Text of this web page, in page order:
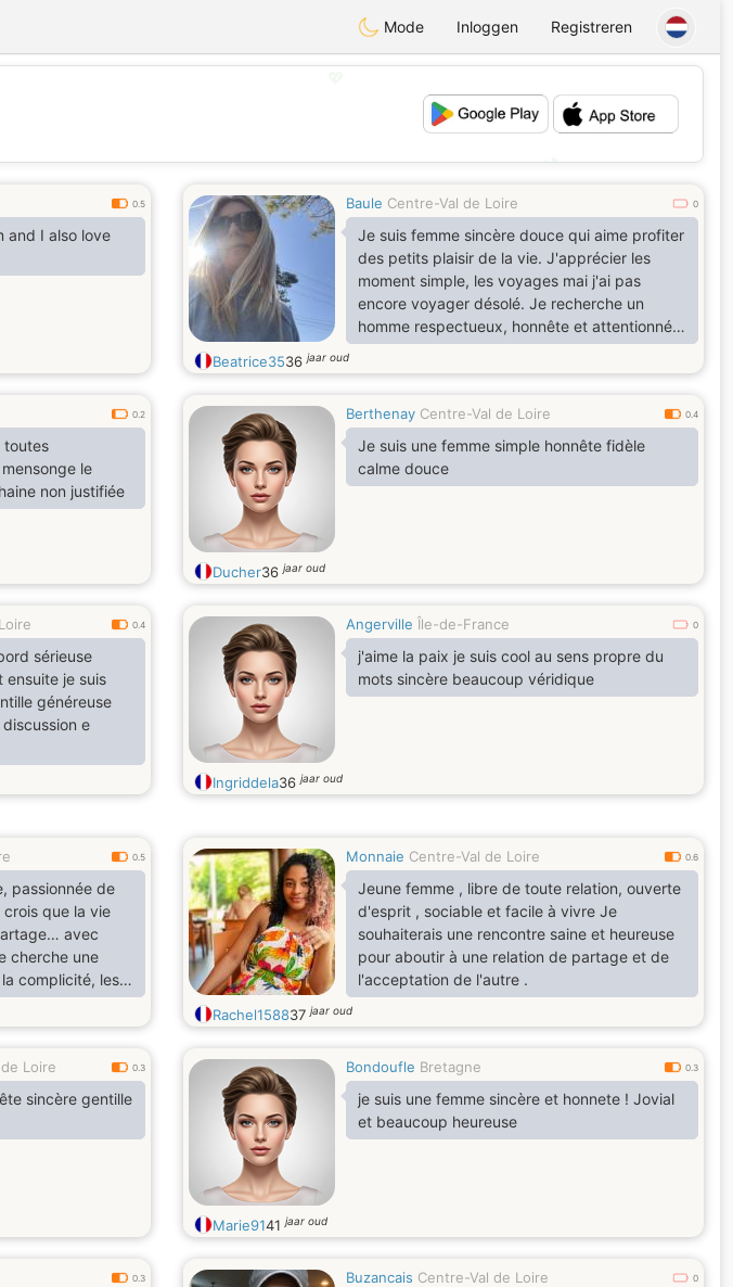
Mode Inloggen Registreren
💕
0.5
and I also love
Baule Centre-Val de Loire 0
Je suis femme sincère douce qui aime profiter
des petits plaisir de la vie. J'apprécier les
moment simple, les voyages mai j'ai pas
encore voyager désolé. Je recherche un
homme respectueux, honnête et attentionné,
avec qui partager une belle complicité et
construire une relation sérieuse basée sur la
Beatrice3536jaar oud
0.2
toutes
le
non justifiée
Berthenay Centre-Val de Loire 0.4
Je suis une femme simple honnête fidèle
calme douce
Ducher36jaar oud
0.4
sérieuse
ensuite je suis
généreuse
e
Angerville Île-de-France 0
j'aime la paix je suis cool au sens propre du
mots sincère beaucoup véridique
Ingriddela36jaar oud
0.5
passionnée de
que la vie
avec
cherche une
complicité, les
simples qui
aimes les
va sûrement bien
Monnaie Centre-Val de Loire 0.6
Jeune femme , libre de toute relation, ouverte
d'esprit , sociable et facile à vivre Je
souhaiterais une rencontre saine et heureuse
pour aboutir à une relation de partage et de
l'acceptation de l'autre .
Rachel158837jaar oud
Loire 0.3
sincère gentille
Bondoufle Bretagne 0.3
je suis une femme sincère et honnete ! Jovial
et beaucoup heureuse
Marie9141jaar oud
0.3 Buzancais Centre-Val de Loire 0